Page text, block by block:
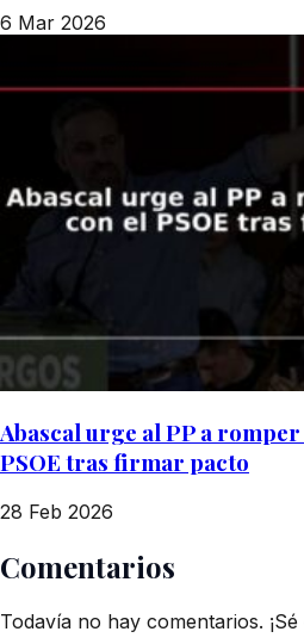
6 Mar 2026
Abascal urge al PP a
PSOE tras firmar pacto
28 Feb 2026
Comentarios
Todavía no hay comentarios.